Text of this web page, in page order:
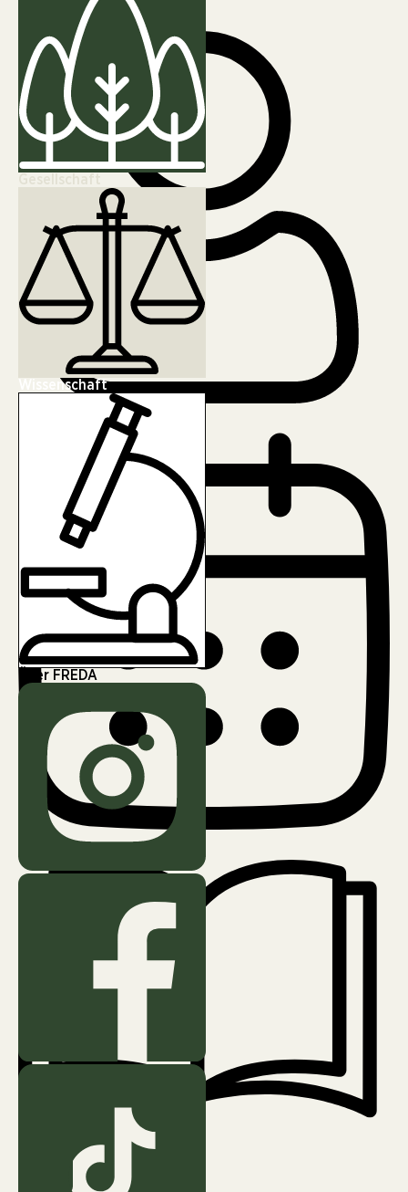
Wissenschaft
Über FREDA
Klimaziele